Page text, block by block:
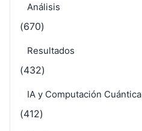
Análisis
(670)
Resultados
(432)
IA y Computación Cuántica
(412)